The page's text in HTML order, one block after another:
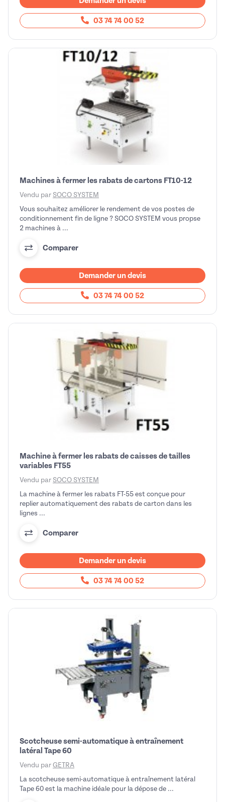
03 74 74 00 52
Machines à fermer les rabats de cartons FT10-12
Vendu par SOCO SYSTEM
Vous souhaitez améliorer le rendement de vos postes de
conditionnement fin de ligne ? SOCO SYSTEM vous propse
2 machines à ...
Comparer
Demander un devis
03 74 74 00 52
Machine à fermer les rabats de caisses de tailles
variables FT55
Vendu par SOCO SYSTEM
La machine à fermer les rabats FT-55 est conçue pour
replier automatiquement des rabats de carton dans les
lignes ...
Comparer
Demander un devis
03 74 74 00 52
Scotcheuse semi-automatique à entraînement
latéral Tape 60
Vendu par GETRA
La scotcheuse semi-automatique à entraînement latéral
Tape 60 est la machine idéale pour la dépose de ...